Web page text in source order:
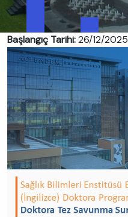
Başlangıç Tarihi:26/12/2025